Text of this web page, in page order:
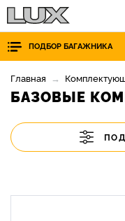
ПОДБОР БАГАЖНИКА
Главная
БАЗОВЫЕ